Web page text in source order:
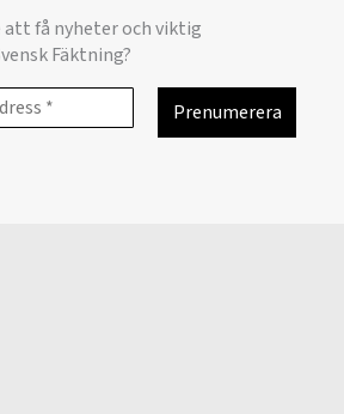
att få nyheter och viktig
Fäktning?